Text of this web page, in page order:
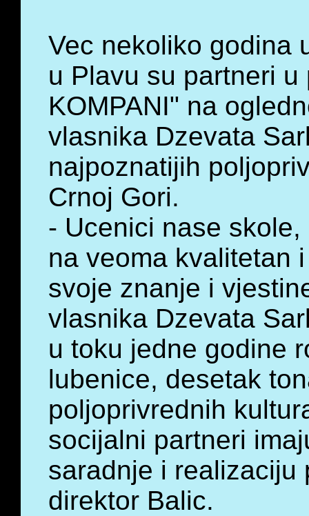
Vec nekoliko godina
u Plavu su partneri
KOMPANI" na
vlasnika Dzevata
najpoznatijih
Crnoj Gori.
- Ucenici nase
na veoma kvalitetan
svoje znanje i
vlasnika Dzevata
u toku jedne godine
lubenice, desetak
poljoprivrednih
socijalni partneri
saradnje i realizaciju
direktor Balic.